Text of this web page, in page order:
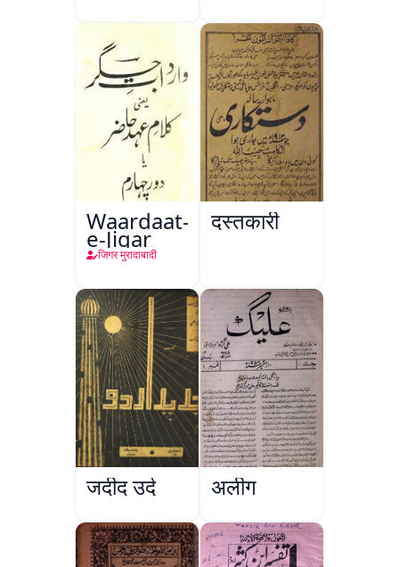
Waardaat-
e-Jigar
जिगर मुरादाबादी
दस्तकारी
जदीद उर्दू अलीग